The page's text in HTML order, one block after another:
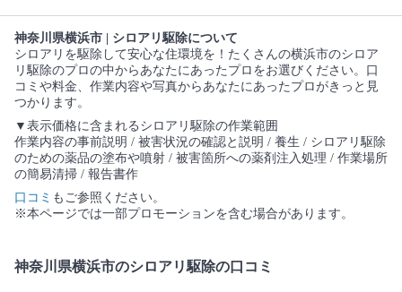
神奈川県横浜市 | シロアリ駆除について
シロアリを駆除して安心な住環境を！たくさんの横浜市のシロア
リ駆除のプロの中からあなたにあったプロをお選びください。口
コミや料金、作業内容や写真からあなたにあったプロがきっと見
つかります。
▼表示価格に含まれるシロアリ駆除の作業範囲
作業内容の事前説明 / 被害状況の確認と説明 / 養生 / シロアリ駆除
のための薬品の塗布や噴射 / 被害箇所への薬剤注入処理 / 作業場所
の簡易清掃 / 報告書作
口コミ もご参照ください。
※本ページでは一部プロモーションを含む場合があります。
神奈川県横浜市のシロアリ駆除の口コミ